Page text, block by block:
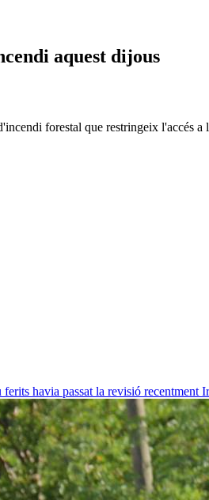
aquest dijous
forestal que restringeix l'accés a
havia passat la revisió recentment